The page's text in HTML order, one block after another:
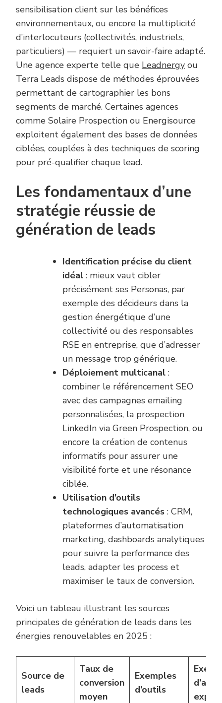
sensibilisation client sur les bénéfices
environnementaux, ou encore la multiplicité
d’interlocuteurs (collectivités, industriels,
particuliers) — requiert un savoir-faire adapté.
Une agence experte telle que Leadnergy ou
Terra Leads dispose de méthodes éprouvées
permettant de cartographier les bons
segments de marché. Certaines agences
comme Solaire Prospection ou Energisource
exploitent également des bases de données
ciblées, couplées à des techniques de scoring
pour pré-qualifier chaque lead.
Les fondamentaux d’une
stratégie réussie de
génération de leads
Identification précise du client
idéal : mieux vaut cibler
précisément ses Personas, par
exemple des décideurs dans la
gestion énergétique d’une
collectivité ou des responsables
RSE en entreprise, que d’adresser
un message trop générique.
Déploiement multicanal :
combiner le référencement SEO
avec des campagnes emailing
personnalisées, la prospection
LinkedIn via Green Prospection, ou
encore la création de contenus
informatifs pour assurer une
visibilité forte et une résonance
ciblée.
Utilisation d’outils
technologiques avancés : CRM,
plateformes d’automatisation
marketing, dashboards analytiques
pour suivre la performance des
leads, adapter les process et
maximiser le taux de conversion.
Voici un tableau illustrant les sources
principales de génération de leads dans les
énergies renouvelables en 2025 :
Source de
leads
Taux de
conversion
moyen
Exemples
d’outils